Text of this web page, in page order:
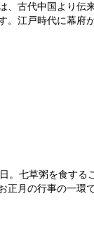
、古代中国より伝
。江戸時代に幕府
。七草粥を食する
正月の行事の一環